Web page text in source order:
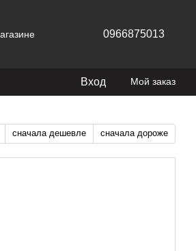
0966875013
Вход Мой заказ
сначала дешевле сначала дороже